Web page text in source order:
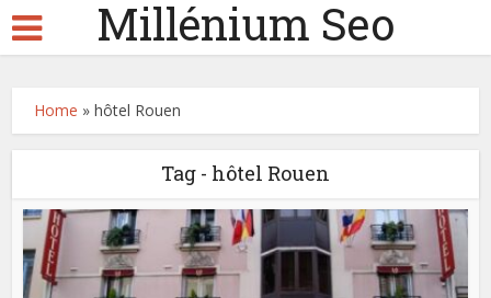
Millénium Seo
Home »hôtel Rouen
Tag - hôtel Rouen